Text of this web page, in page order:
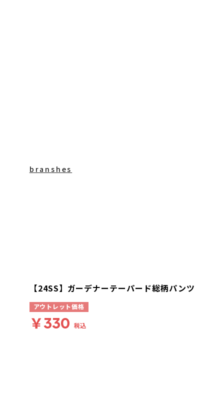
branshes
【24SS】ガーデナーテーパード総柄パンツ
アウトレット価格
￥330 税込